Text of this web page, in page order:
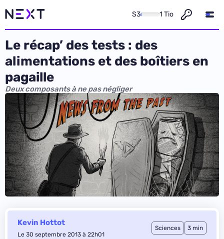
S3 1 Tio
Le récap’ des tests : des
alimentations et des boîtiers en
pagaille
Deux composants à ne pas négliger
Kevin Hottot
Le 30 septembre 2013 à 22h01
Sciences 3 min